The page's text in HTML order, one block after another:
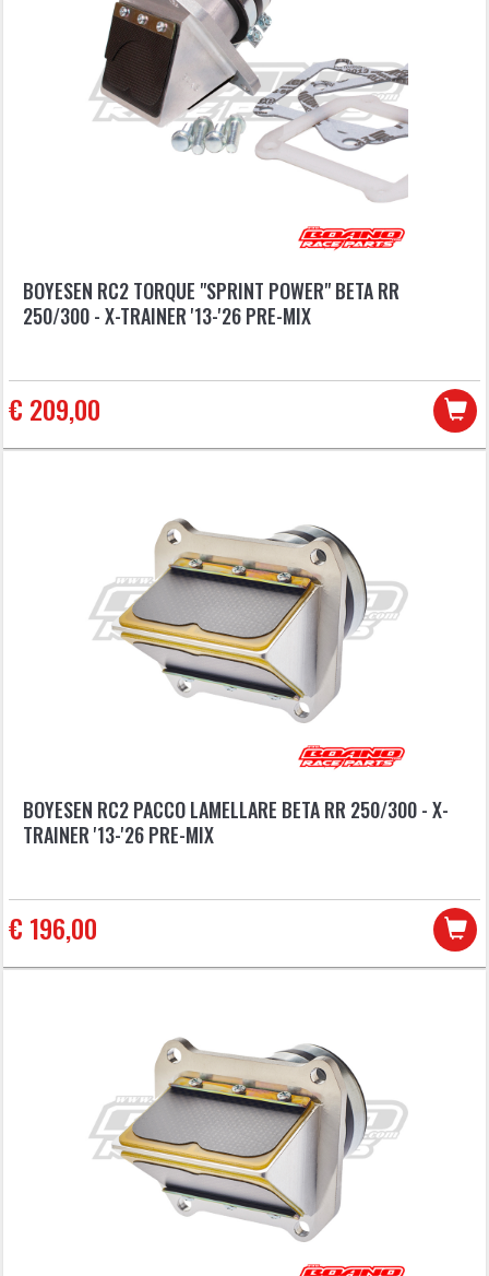
BOYESEN RC2 TORQUE "SPRINT POWER" BETA RR
250/300 - X-TRAINER '13-'26 PRE-MIX
€ 209,00
BOYESEN RC2 PACCO LAMELLARE BETA RR 250/300 - X-
TRAINER '13-'26 PRE-MIX
€ 196,00